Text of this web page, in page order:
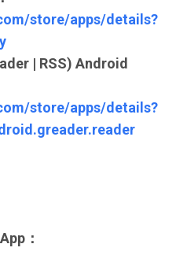
store/apps/details?
| RSS) Android
store/apps/details?
：